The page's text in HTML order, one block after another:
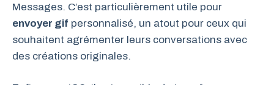
Messages. C’est particulièrement utile pour
envoyer gif personnalisé, un atout pour ceux qui
souhaitent agrémenter leurs conversations avec
des créations originales.